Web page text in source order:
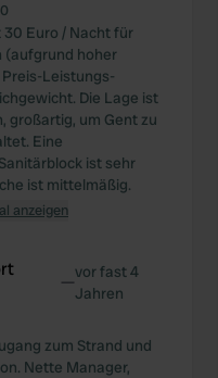
Euro / Nacht für
(aufgrund hoher
Leistungs-
Die Lage ist
großartig, um Gent zu
Eine
ist sehr
ist mittelmäßig.
anzeigen
—vor fast 4
Jahren
zum Strand und
Nette Manager,